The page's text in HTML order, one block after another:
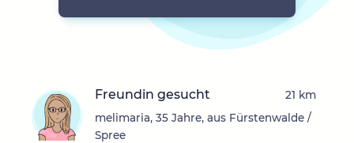
Freundin gesucht
melimaria, 35 Jahre, aus Fürstenwalde /
Spree
21 km